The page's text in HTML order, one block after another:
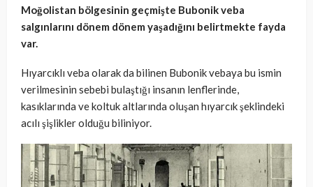
Moğolistan bölgesinin geçmişte Bubonik veba
salgınlarını dönem dönem yaşadığını belirtmekte fayda
var.
Hıyarcıklı veba olarak da bilinen Bubonik vebaya bu ismin
verilmesinin sebebi bulaştığı insanın lenflerinde,
kasıklarında ve koltuk altlarında oluşan hıyarcık şeklindeki
acılı şişlikler olduğu biliniyor.